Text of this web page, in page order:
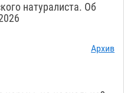
натуралиста. Об
Архив